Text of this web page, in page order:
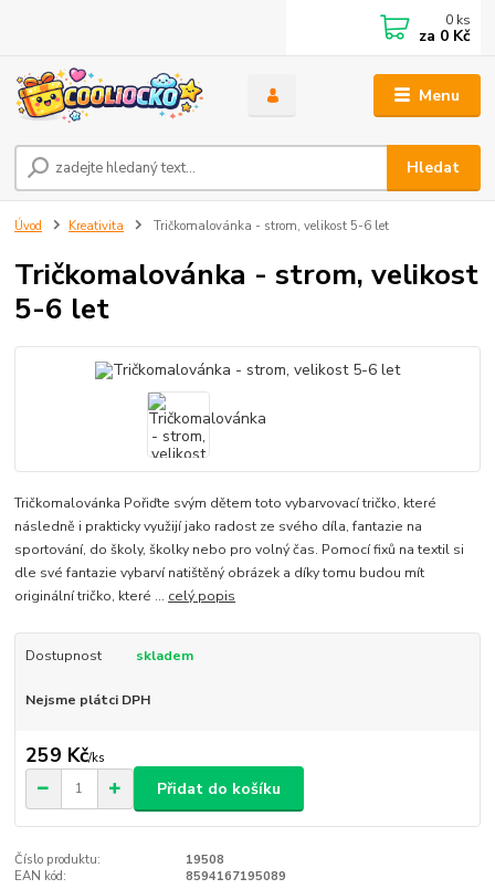
Menu
Hledat
0 ks
za 0 Kč
Úvod Kreativita Tričkomalovánka - strom, velikost 5-6 let
Tričkomalovánka - strom, velikost
5-6 let
Tričkomalovánka Pořiďte svým dětem toto vybarvovací tričko, které
následně i prakticky využijí jako radost ze svého díla, fantazie na
sportování, do školy, školky nebo pro volný čas. Pomocí fixů na textil si
dle své fantazie vybarví natištěný obrázek a díky tomu budou mít
originální tričko, které ... celý popis
Dostupnost skladem
Nejsme plátci DPH
259 Kč/ks
Přidat do košíku
Číslo produktu:
19508
EAN kód:
8594167195089